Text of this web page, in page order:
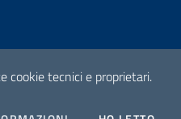
cookie tecnici e proprietari.